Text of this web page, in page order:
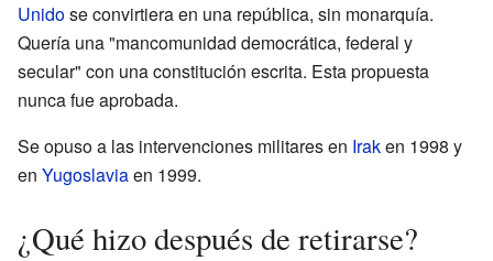
Unidose convirtiera en una república, sin monarquía.
Quería una "mancomunidad democrática, federal y
secular" con una constitución escrita. Esta propuesta
nunca fue aprobada.
Se opuso a las intervenciones militares en Iraken 1998 y
en Yugoslaviaen 1999.
¿Qué hizo después de retirarse?